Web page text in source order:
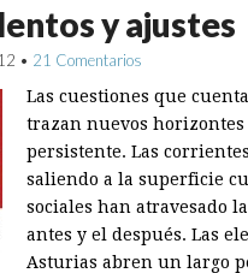
y ajustes
• 21 Comentarios
Las cuestiones que
trazan nuevos
persistente. Las
saliendo a la superficie
sociales han atravesado
antes y el después. Las
Asturias abren un largo